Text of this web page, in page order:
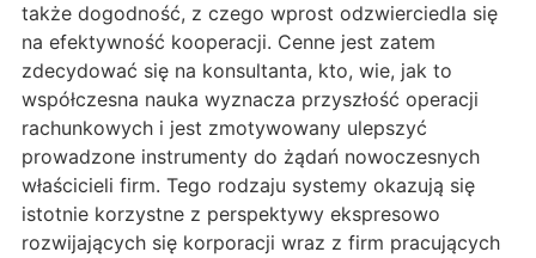
także dogodność, z czego wprost odzwierciedla się
na efektywność kooperacji. Cenne jest zatem
zdecydować się na konsultanta, kto, wie, jak to
współczesna nauka wyznacza przyszłość operacji
rachunkowych i jest zmotywowany ulepszyć
prowadzone instrumenty do żądań nowoczesnych
właścicieli firm. Tego rodzaju systemy okazują się
istotnie korzystne z perspektywy ekspresowo
rozwijających się korporacji wraz z firm pracujących